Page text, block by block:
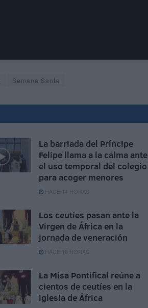
Semana Santa
La barriada del Príncipe
Felipe llama a la calma ante
el uso temporal del colegio
para acoger menores
HACE 14 HORAS
Los ceutíes pasan ante la
Virgen de África en la
jornada de veneración
HACE 16 HORAS
La Misa Pontifical reúne a
cientos de ceutíes en la
iglesia de África